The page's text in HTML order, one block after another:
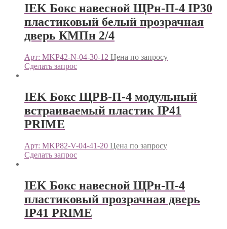
IEK Бокс навесной ЩРн-П-4 IP30
пластиковый белый прозрачная
дверь КМПн 2/4
Арт: MKP42-N-04-30-12 Цена по запросу
Сделать запрос
IEK Бокс ЩРВ-П-4 модульный
встраиваемый пластик IP41
PRIME
Арт: MKP82-V-04-41-20 Цена по запросу
Сделать запрос
IEK Бокс навесной ЩРн-П-4
пластиковый прозрачная дверь
IP41 PRIME